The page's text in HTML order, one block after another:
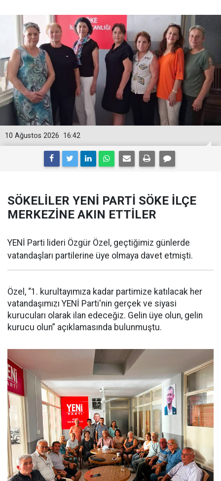
16:42
10 Ağustos 2026
SÖKELİLER YENİ PARTİ SÖKE İLÇE
MERKEZİNE AKIN ETTİLER
YENİ Parti lideri Özgür Özel, geçtiğimiz günlerde
vatandaşları partilerine üye olmaya davet etmişti.
Özel, “1. kurultayımıza kadar partimize katılacak her
vatandaşımızı YENİ Parti'nin gerçek ve siyasi
kurucuları olarak ilan edeceğiz. Gelin üye olun, gelin
kurucu olun” açıklamasında bulunmuştu.